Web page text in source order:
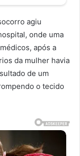
agiu
onde uma
após a
da mulher havia
de um
o tecido